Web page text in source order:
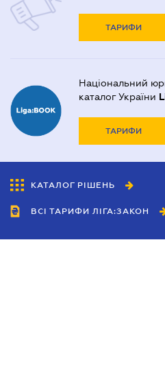
ТАРИФИ
Національний
каталог України
ТАРИФИ
КАТАЛОГ РІШЕНЬ
ВСІ ТАРИФИ ЛІГА:ЗАКОН